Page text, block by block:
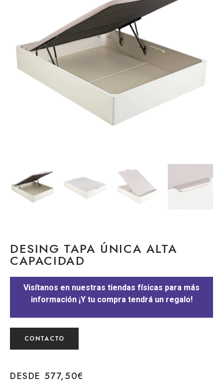
DESING TAPA ÚNICA ALTA
CAPACIDAD
Visítanos en nuestras tiendas físicas para más
información ¡Y tu compra tendrá un regalo!
CONTACTO
DESDE 577,50€